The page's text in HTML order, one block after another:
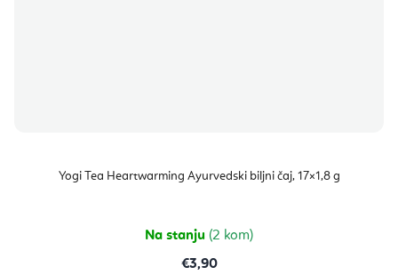
Yogi Tea Heartwarming Ayurvedski biljni čaj, 17×1,8 g
Na stanju (2 kom)
€3,90